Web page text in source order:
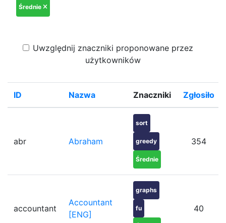
Średnie
Uwzględnij znaczniki proponowane przez
użytkowników
ID Nazwa Znaczniki Zgłosiło
abr Abraham
sort
greedy
Średnie
354
accountant
Accountant
[ENG]
graphs
fu 40